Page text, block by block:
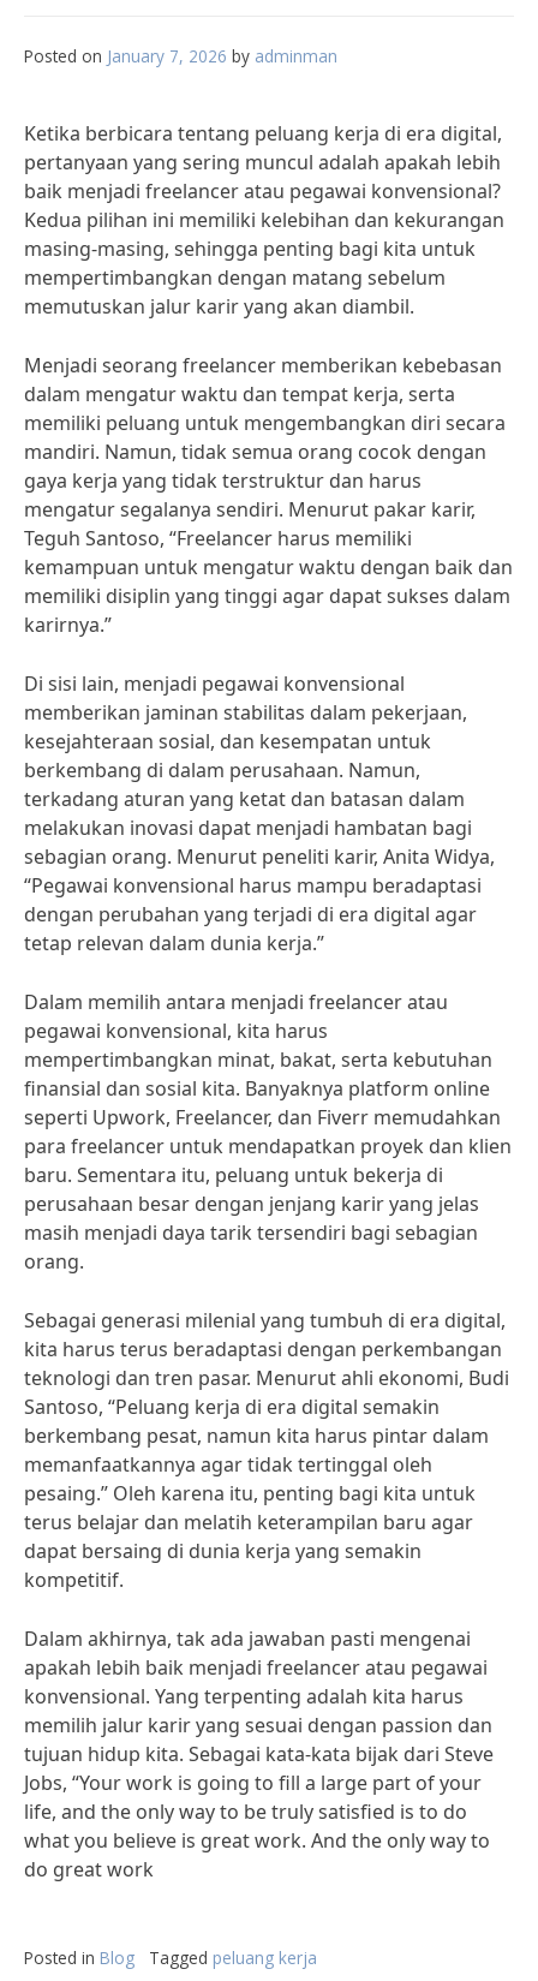
Posted on January 7, 2026 by adminman
Ketika berbicara tentang peluang kerja di era digital,
pertanyaan yang sering muncul adalah apakah lebih
baik menjadi freelancer atau pegawai konvensional?
Kedua pilihan ini memiliki kelebihan dan kekurangan
masing-masing, sehingga penting bagi kita untuk
mempertimbangkan dengan matang sebelum
memutuskan jalur karir yang akan diambil.
Menjadi seorang freelancer memberikan kebebasan
dalam mengatur waktu dan tempat kerja, serta
memiliki peluang untuk mengembangkan diri secara
mandiri. Namun, tidak semua orang cocok dengan
gaya kerja yang tidak terstruktur dan harus
mengatur segalanya sendiri. Menurut pakar karir,
Teguh Santoso, “Freelancer harus memiliki
kemampuan untuk mengatur waktu dengan baik dan
memiliki disiplin yang tinggi agar dapat sukses dalam
karirnya.”
Di sisi lain, menjadi pegawai konvensional
memberikan jaminan stabilitas dalam pekerjaan,
kesejahteraan sosial, dan kesempatan untuk
berkembang di dalam perusahaan. Namun,
terkadang aturan yang ketat dan batasan dalam
melakukan inovasi dapat menjadi hambatan bagi
sebagian orang. Menurut peneliti karir, Anita Widya,
“Pegawai konvensional harus mampu beradaptasi
dengan perubahan yang terjadi di era digital agar
tetap relevan dalam dunia kerja.”
Dalam memilih antara menjadi freelancer atau
pegawai konvensional, kita harus
mempertimbangkan minat, bakat, serta kebutuhan
finansial dan sosial kita. Banyaknya platform online
seperti Upwork, Freelancer, dan Fiverr memudahkan
para freelancer untuk mendapatkan proyek dan klien
baru. Sementara itu, peluang untuk bekerja di
perusahaan besar dengan jenjang karir yang jelas
masih menjadi daya tarik tersendiri bagi sebagian
orang.
Sebagai generasi milenial yang tumbuh di era digital,
kita harus terus beradaptasi dengan perkembangan
teknologi dan tren pasar. Menurut ahli ekonomi, Budi
Santoso, “Peluang kerja di era digital semakin
berkembang pesat, namun kita harus pintar dalam
memanfaatkannya agar tidak tertinggal oleh
pesaing.” Oleh karena itu, penting bagi kita untuk
terus belajar dan melatih keterampilan baru agar
dapat bersaing di dunia kerja yang semakin
kompetitif.
Dalam akhirnya, tak ada jawaban pasti mengenai
apakah lebih baik menjadi freelancer atau pegawai
konvensional. Yang terpenting adalah kita harus
memilih jalur karir yang sesuai dengan passion dan
tujuan hidup kita. Sebagai kata-kata bijak dari Steve
Jobs, “Your work is going to fill a large part of your
life, and the only way to be truly satisfied is to do
what you believe is great work. And the only way to
do great work
Posted in Blog Tagged peluang kerja